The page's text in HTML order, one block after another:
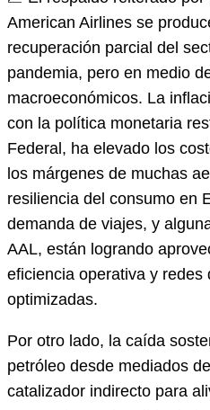
American Airlines se
recuperación parcial del
pandemia, pero en medio
macroeconómicos. La
con la política monetaria
Federal, ha elevado los
los márgenes de muchas
resiliencia del consumo en
demanda de viajes, y
AAL, están logrando
eficiencia operativa y redes
optimizadas.
Por otro lado, la caída
petróleo desde mediados
catalizador indirecto para